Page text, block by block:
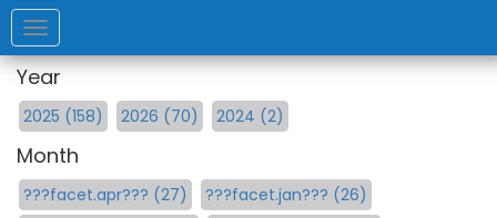
Toggle
navigation
Year
2025 (158) 2026 (70) 2024 (2)
Month
???facet.apr??? (27)
???facet.jan??? (26)